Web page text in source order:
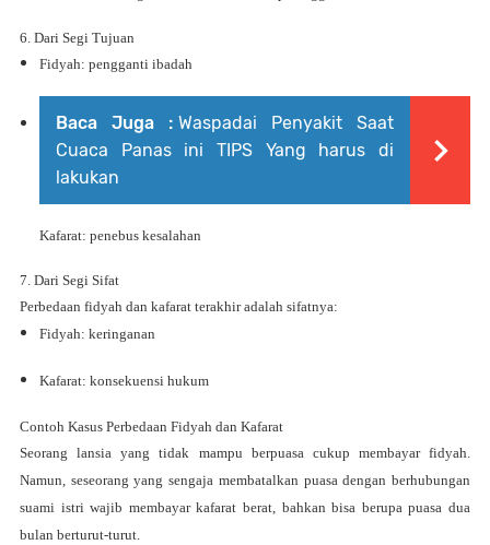
6. Dari Segi Tujuan
Fidyah: pengganti ibadah
Baca Juga : Waspadai Penyakit Saat
Cuaca Panas ini TIPS Yang harus di
lakukan
Kafarat: penebus kesalahan
7. Dari Segi Sifat
Perbedaan fidyah dan kafarat terakhir adalah sifatnya:
Fidyah: keringanan
Kafarat: konsekuensi hukum
Contoh Kasus Perbedaan Fidyah dan Kafarat
Seorang lansia yang tidak mampu berpuasa cukup membayar fidyah.
Namun, seseorang yang sengaja membatalkan puasa dengan berhubungan
suami istri wajib membayar kafarat berat, bahkan bisa berupa puasa dua
bulan berturut-turut.